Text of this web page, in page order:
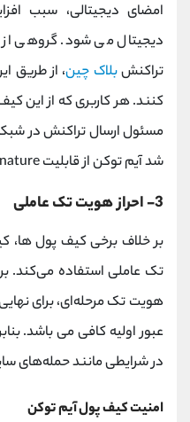
امضای دیجیتالی، سبب
دیجیتال می شود. گروهی از
تراکنشبلاک چین، از طریق
کنند. هر کاربری که از این
مسئول ارسال تراکنش در
شد آیم توکن از قابلیت Multisignature پشتیبانی نمی‌کند.
3- احراز هویت تک‌ عاملی
تک عاملی استفاده می‌کند.
هویت تک مرحله‌ای، برای
عبور اولیه کافی می باشد.
در شرایطی مانند حمله‌های
امنیت کیف پول آیم توکن